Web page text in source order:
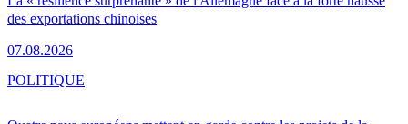
des exportations chinoises
07.08.2026
POLITIQUE